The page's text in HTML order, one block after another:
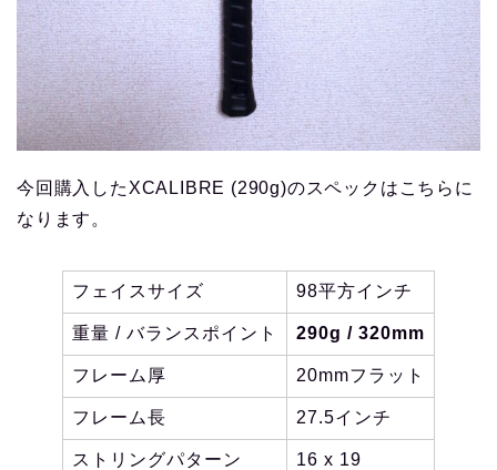
今回購入したXCALIBRE (290g)のスペックはこちらに
なります。
フェイスサイズ 98平方インチ
重量 / バランスポイント 290g / 320mm
フレーム厚 20mmフラット
フレーム長 27.5インチ
ストリングパターン 16 x 19